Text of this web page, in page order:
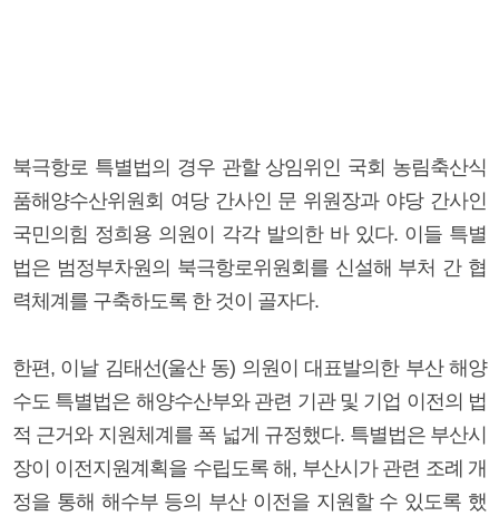
북극항로 특별법의 경우 관할 상임위인 국회 농림축산식
품해양수산위원회 여당 간사인 문 위원장과 야당 간사인
국민의힘 정희용 의원이 각각 발의한 바 있다. 이들 특별
법은 범정부차원의 북극항로위원회를 신설해 부처 간 협
력체계를 구축하도록 한 것이 골자다.
한편, 이날 김태선(울산 동) 의원이 대표발의한 부산 해양
수도 특별법은 해양수산부와 관련 기관 및 기업 이전의 법
적 근거와 지원체계를 폭 넓게 규정했다. 특별법은 부산시
장이 이전지원계획을 수립도록 해, 부산시가 관련 조례 개
정을 통해 해수부 등의 부산 이전을 지원할 수 있도록 했